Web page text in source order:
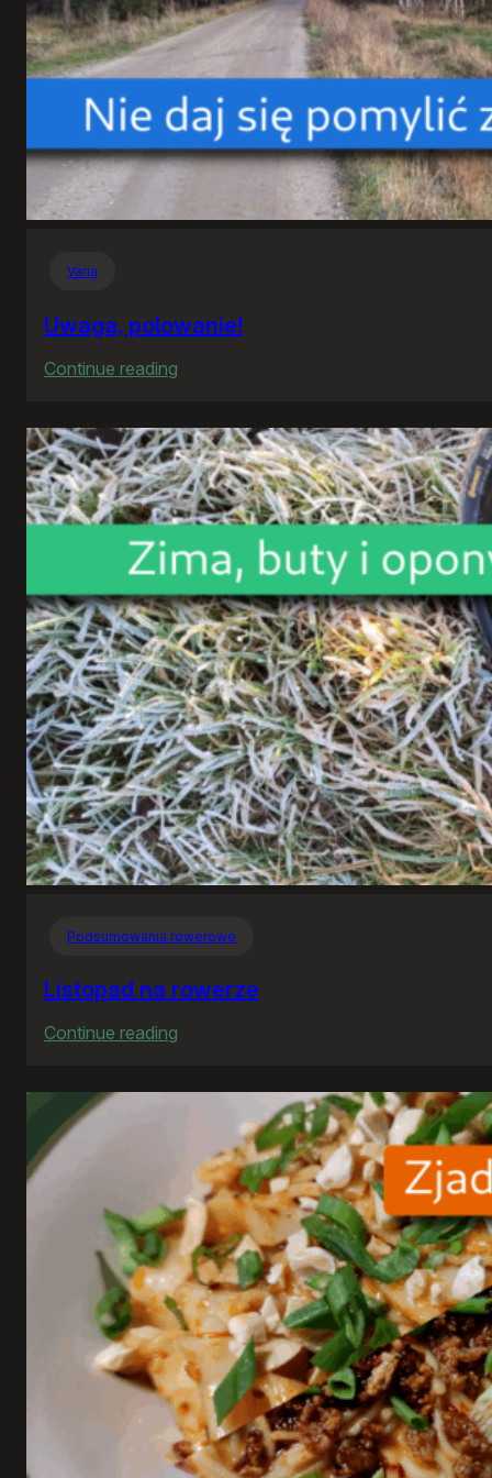
Varia
Uwaga, polowanie!
Continue reading
polowanie!
Podsumowania rowerowe
Listopad na rowerze
Continue reading
na
rowerze